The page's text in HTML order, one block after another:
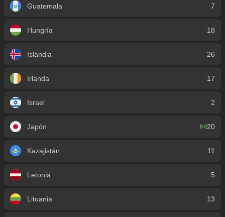
Guatemala 7
Hungría 18
Islandia 26
Irlanda 17
Israel 2
Japón 20
Kazajistán 11
Letonia 5
Lituania 13